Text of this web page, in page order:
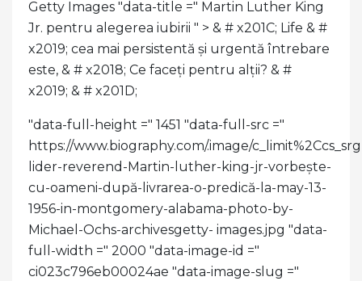
Getty Images "data-title =" Martin Luther King
Jr. pentru alegerea iubirii " > & # x201C; Life & #
x2019; cea mai persistentă și urgentă întrebare
este, & # x2018; Ce faceți pentru alții? & #
x2019; & # x201D;
"data-full-height =" 1451 "data-full-src ="
https://www.biography.com/.image/
lider-reverend-Martin-luther-king-jr-vorbește-
cu-oameni-după-livrarea-o-predică-la-may-13-
1956-in-montgomery-alabama-photo-by-
Michael-Ochs-archivesgetty- images.jpg "data-
full-width =" 2000 "data-image-id ="
ci023c796eb00024ae "data-image-slug ="